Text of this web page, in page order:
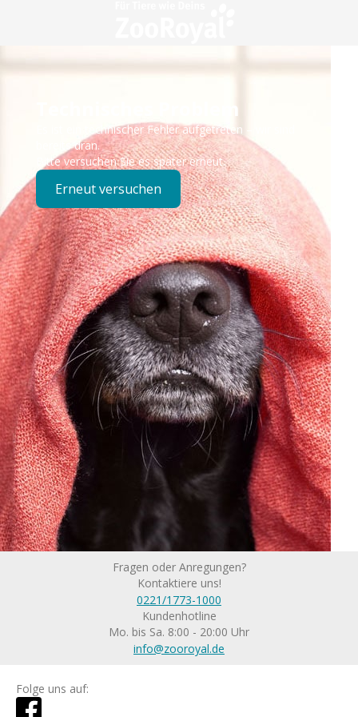
Technisches Problem
Es ist ein technischer Fehler aufgetreten – wir sind
bereits dran.
Bitte versuchen Sie es später erneut.
Erneut versuchen
Fragen oder Anregungen?
Kontaktiere uns!
0221/1773-1000
Kundenhotline
Mo. bis Sa. 8:00 - 20:00 Uhr
info@zooroyal.de
Folge uns auf: